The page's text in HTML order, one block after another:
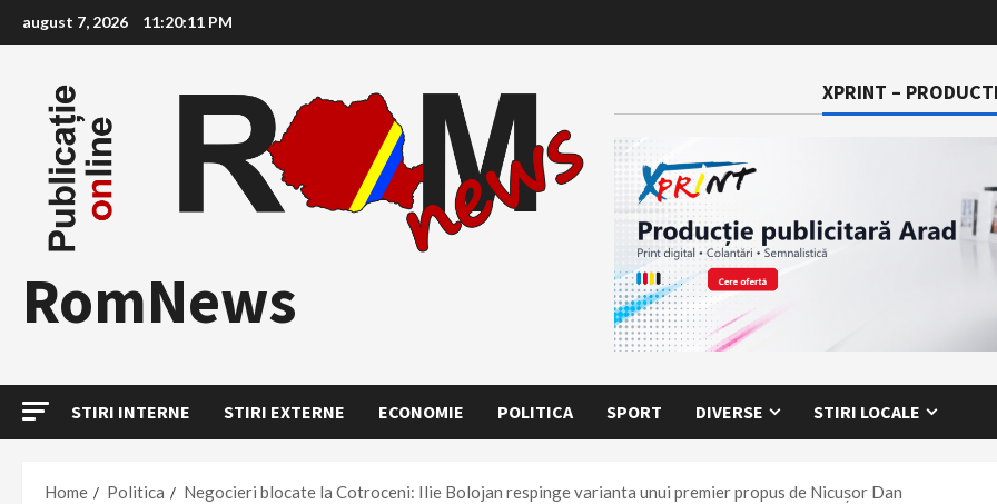
to
august 7, 2026 11:20:13 PM
RomNews
XPRINT –
STIRI INTERNE STIRI EXTERNE ECONOMIE POLITICA SPORT DIVERSE STIRI LOCALE
Home Politica Negocieri blocate la Cotroceni: Ilie Bolojan respinge varianta unui premier propus de Nicușor Dan